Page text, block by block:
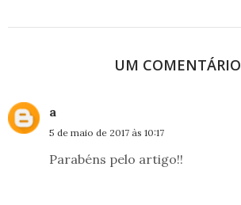
UM COMENTÁRIO
a
5 de maio de 2017 às 10:17
Parabéns pelo artigo!!